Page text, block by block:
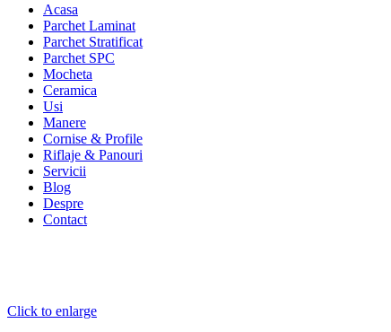
Acasa
Parchet Laminat
Parchet Stratificat
Parchet SPC
Mocheta
Ceramica
Usi
Manere
Cornise & Profile
Riflaje & Panouri
Servicii
Blog
Despre
Contact
Click to enlarge